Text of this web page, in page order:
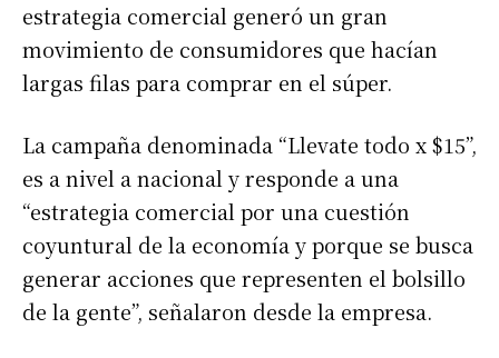
estrategia comercial generó un gran
movimiento de consumidores que hacían
largas filas para comprar en el súper.
La campaña denominada “Llevate todo x $15”,
es a nivel a nacional y responde a una
“estrategia comercial por una cuestión
coyuntural de la economía y porque se busca
generar acciones que representen el bolsillo
de la gente”, señalaron desde la empresa.